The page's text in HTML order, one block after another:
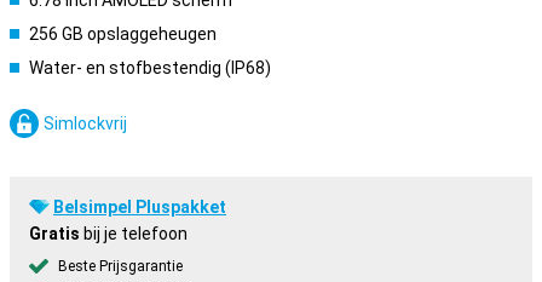
256 GB opslaggeheugen
Water- en stofbestendig (IP68)
Simlockvrij
Belsimpel Pluspakket
Gratis bij je telefoon
Beste Prijsgarantie